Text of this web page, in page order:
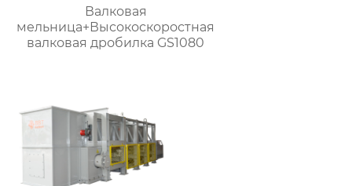
Валковая
мельница+Высокоскоростная
валковая дробилка GS1080